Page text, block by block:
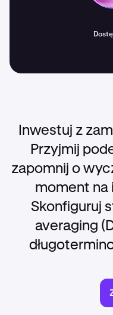
Inwestuj z
Przyjmij
zapomnij o
moment na
Skonfiguruj
averaging